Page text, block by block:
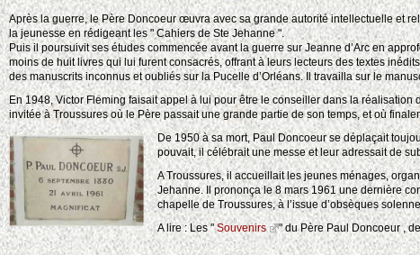
Après la guerre, le Père Doncoeur œuvra avec sa grande autorité intellectuelle et
la jeunesse en rédigeant les " Cahiers de Ste Jehanne ".
Puis il poursuivit ses études commencée avant la guerre sur Jeanne d’Arc en
moins de huit livres qui lui furent consacrés, offrant à leurs lecteurs des textes
des manuscrits inconnus et oubliés sur la Pucelle d’Orléans. Il travailla sur le
En 1948, Victor Fleming faisait appel à lui pour être le conseiller dans la réalisation
invitée à Troussures où le Père passait une grande partie de son temps, et où
De 1950 à sa mort, Paul Doncoeur se déplaçait
pouvait, il célébrait une messe et leur adressait de
A Troussures, il accueillait les jeunes ménages,
Jehanne. Il prononça le 8 mars 1961 une dernière
chapelle de Troussures, à l’issue d’obsèques
A lire : Les "Souvenirs " du Père Paul Doncoeur ,